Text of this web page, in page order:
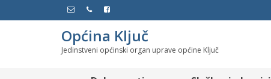
Općina Ključ
Jedinstveni općinski organ uprave općine Ključ